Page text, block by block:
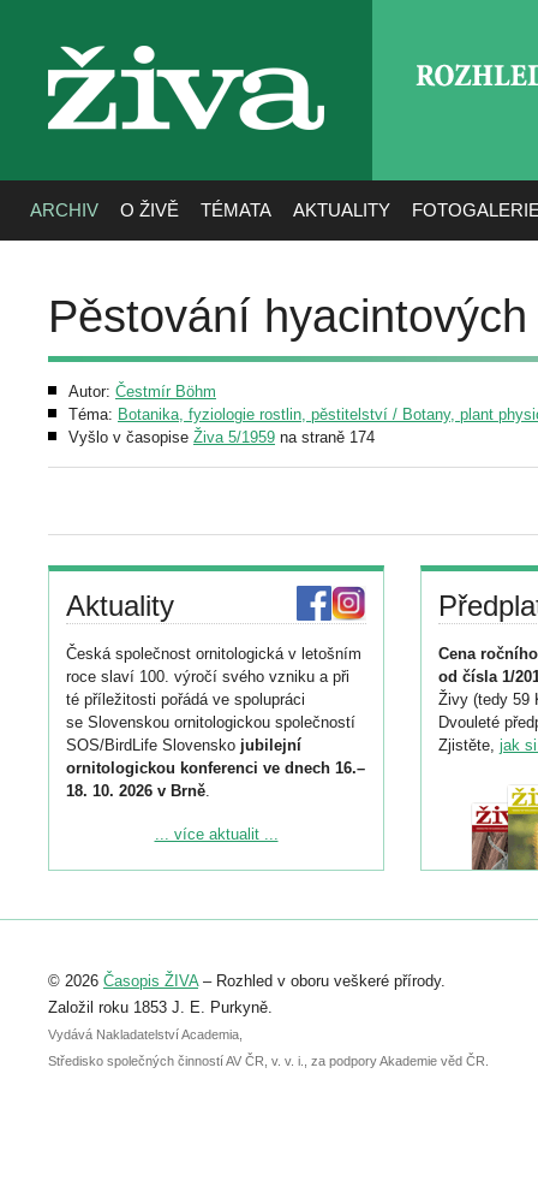
živa
ARCHIV O ŽIVĚ TÉMATA AKTUALITY
Pěstování
Autor: Čestmír Böhm
Téma: Botanika, fyziologie rostlin, pěstitelství / Botany, plant
Vyšlo v časopise Živa 5/1959 na straně 174
Aktuality
Česká společnost ornitologická v letošním
roce slaví 100. výročí svého vzniku a při
té příležitosti pořádá ve spolupráci
se Slovenskou ornitologickou společností
SOS/BirdLife Slovensko jubilejní
ornitologickou konferenci ve dnech 16.–
18. 10. 2026 v Brně.
Podrobnější informace ke konferenci
Registrovat se můžete do 6. září.
abstraktu přihlášené přednášky nebo
posteru je už 30. června.
... více aktualit ...
Cena
od čísla 1/
Živy (tedy 59
Dvouleté
Zjistěte, jak
© 2026 Časopis ŽIVA– Rozhled v oboru veškeré přírody.
Založil roku 1853 J. E. Purkyně.
Vydává Nakladatelství Academia,
Středisko společných činností AV ČR, v. v. i., za podpory Akademie věd ČR.